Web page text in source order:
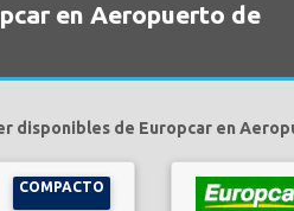
en Aeropuerto de
disponibles de Europcar en
COMPACTO